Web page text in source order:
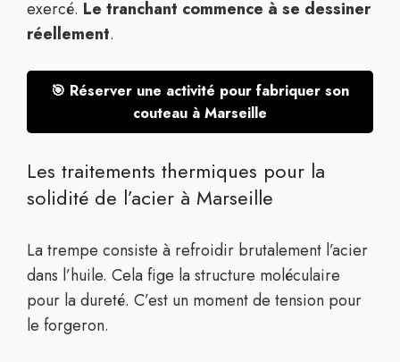
exercé. Le tranchant commence à se dessiner
réellement.
🎯 Réserver une activité pour fabriquer son
couteau à Marseille
Les traitements thermiques pour la
solidité de l’acier à Marseille
La trempe consiste à refroidir brutalement l’acier
dans l’huile. Cela fige la structure moléculaire
pour la dureté. C’est un moment de tension pour
le forgeron.